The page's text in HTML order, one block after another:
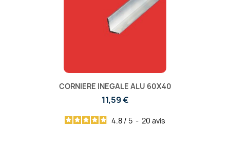
CORNIERE INEGALE ALU 60X40
11,59 €
4.8 / 5 - 20 avis